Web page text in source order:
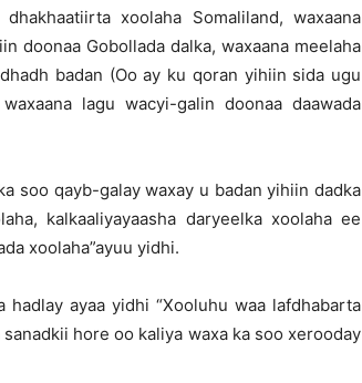
xoolaha Somaliland, waxaana
doonaa Gobollada dalka, waxaana meelaha
badan (Oo ay ku qoran yihiin sida ugu
lagu wacyi-galin doonaa daawada
soo qayb-galay waxay u badan yihiin dadka
kalkaaliyayaasha daryeelka xoolaha ee
xoolaha”ayuu yidhi.
ayaa yidhi “Xooluhu waa lafdhabarta
hore oo kaliya waxa ka soo xerooday